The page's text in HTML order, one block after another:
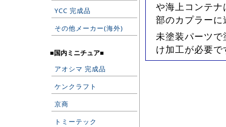
YCC 完成品
その他メーカー(海外)
■国内ミニチュア■
アオシマ 完成品
ケンクラフト
京商
トミーテック
や海上コンテ
部のカプラー
未塗装パーツ
け加工が必要